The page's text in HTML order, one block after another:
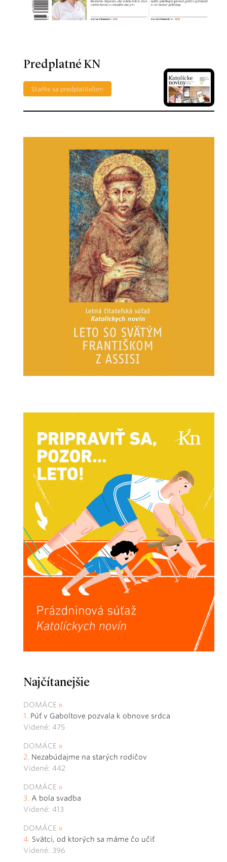
Predplatné KN
Staňte sa predplatiteľom
Najčítanejšie
DOMÁCE
Púť v Gaboltove pozvala k obnove srdca
Videné: 475
DOMÁCE
Nezabúdajme na starých rodičov
Videné: 442
DOMÁCE
A bola svadba
Videné: 413
DOMÁCE
Svätci, od ktorých sa máme čo učiť
Videné: 396